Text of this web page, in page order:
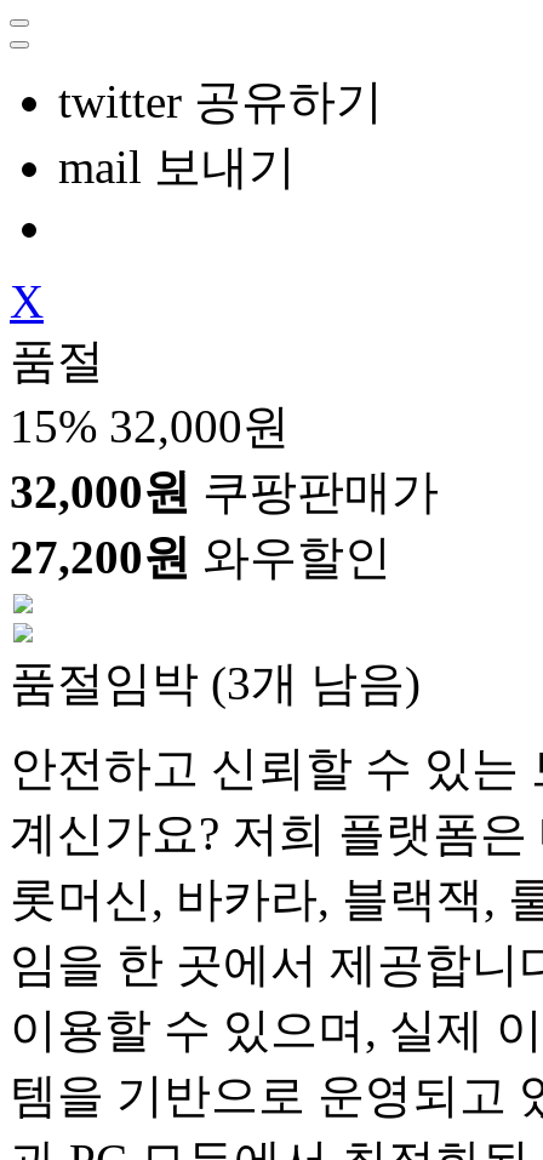
twitter 공유하기
mail 보내기
X
품절
15% 32,000원
32,000원 쿠팡판매가
27,200원 와우할인
품절임박 (3개 남음)
안전하고 신뢰할 수 있는
계신가요? 저희 플랫폼
롯머신, 바카라, 블랙잭,
임을 한 곳에서 제공합니
이용할 수 있으며, 실제
템을 기반으로 운영되고